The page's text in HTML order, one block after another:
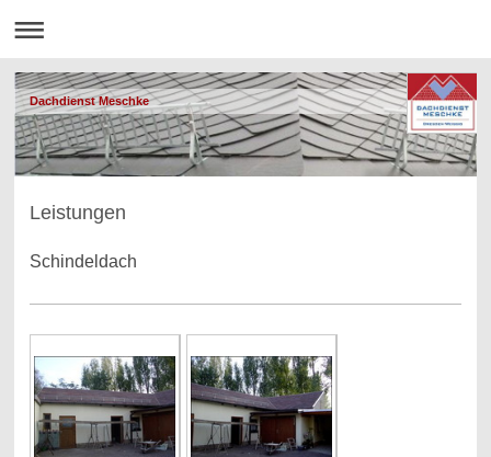
Dachdienst Meschke
Leistungen
Schindeldach